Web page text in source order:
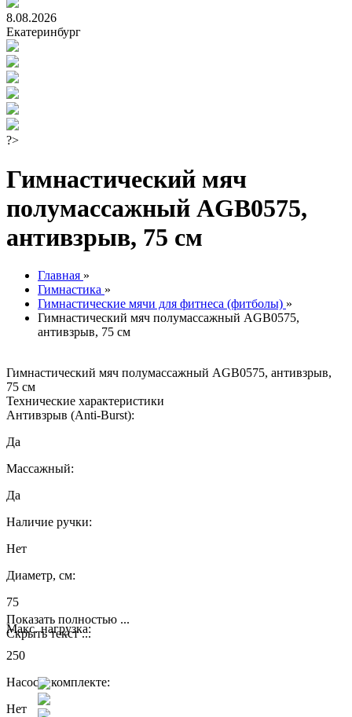
8.08.2026
Екатеринбург
?>
Гимнастический мяч
полумассажный AGB0575,
антивзрыв, 75 см
Главная »
Гимнастика »
Гимнастические мячи для фитнеса (фитболы) »
Гимнастический мяч полумассажный AGB0575,
антивзрыв, 75 см
Гимнастический мяч полумассажный AGB0575, антивзрыв,
75 см
Технические характеристики
Антивзрыв (Anti-Burst):
Да
Массажный:
Да
Наличие ручки:
Нет
Диаметр, см:
75
Макс. нагрузка:
250
Насос в комплекте:
Нет
Показать полностью ...
Скрыть текст ...